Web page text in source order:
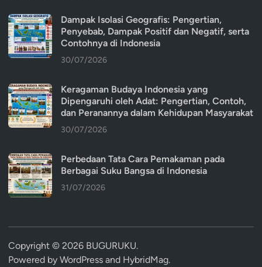
Dampak Isolasi Geografis: Pengertian,
Penyebab, Dampak Positif dan Negatif, serta
Contohnya di Indonesia
30/07/2026
Keragaman Budaya Indonesia yang
Dipengaruhi oleh Adat: Pengertian, Contoh,
dan Peranannya dalam Kehidupan Masyarakat
30/07/2026
Perbedaan Tata Cara Pemakaman pada
Berbagai Suku Bangsa di Indonesia
31/07/2026
Copyright © 2026 BUGURUKU.
Powered by WordPress and HybridMag.